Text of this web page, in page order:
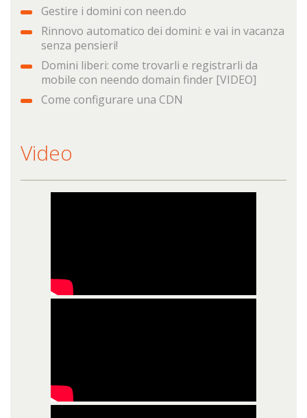
Gestire i domini con neen.do
Rinnovo automatico dei domini: e vai in vacanza
senza pensieri!
Domini liberi: come trovarli e registrarli da
mobile con neendo domain finder [VIDEO]
Come configurare una CDN
Video